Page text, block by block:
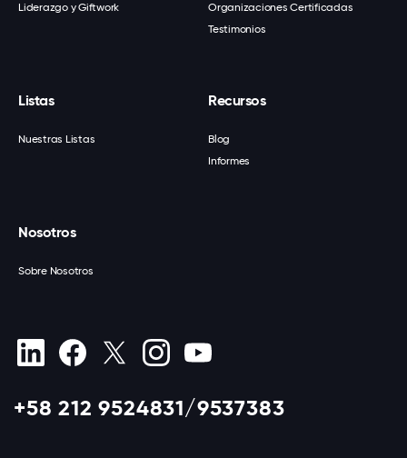
Liderazgo y Giftwork
Organizaciones Certificadas
Testimonios
Listas
Nuestras Listas
Recursos
Blog
Informes
Nosotros
Sobre Nosotros
+58 212 9524831/9537383